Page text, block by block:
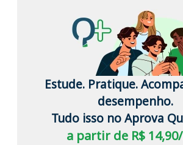
Estude. Pratique.
desempenho.
Tudo isso no Aprova
a partir de R$